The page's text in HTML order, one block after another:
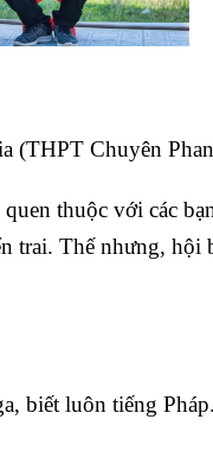
(THPT Chuyên
thuộc với các
trai. Thế nhưng, hội
biết luôn tiếng